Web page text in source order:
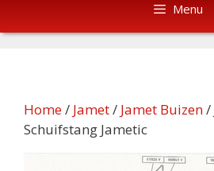
Menu
Home/ Jamet/ Jamet Buizen/
Schuifstang Jametic